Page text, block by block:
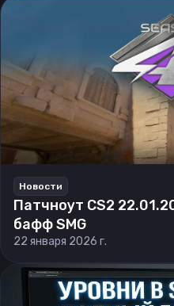
Новости
Патчноут CS2
бафф SMG
22 января 2026 г.